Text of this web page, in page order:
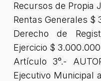
Recursos de Propia
Rentas Generales $
Derecho de
Ejercicio $
Artículo 3°.-
Ejecutivo Municipal